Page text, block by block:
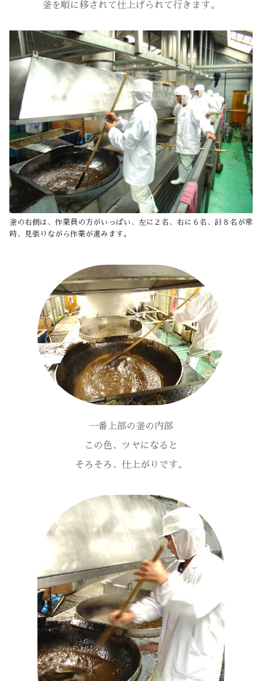
釜を順に移されて仕上げられて行きます。
釜の右側は、作業員の方がいっぱい、左に２名、右に６名、計８名が常
時、見張りながら作業が進みます。
一番上部の釜の内部
この色、ツヤになると
そろそろ、仕上がりです。